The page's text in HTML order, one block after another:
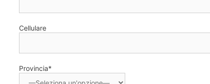
Cellulare
Provincia*